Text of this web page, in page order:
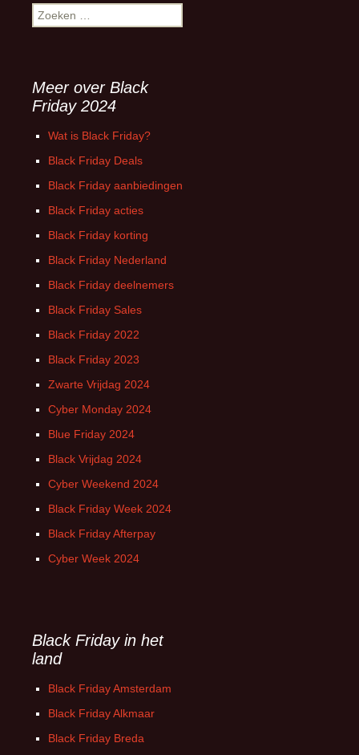
Zoeken
naar:
Meer over Black
Friday 2024
Wat is Black Friday?
Black Friday Deals
Black Friday aanbiedingen
Black Friday acties
Black Friday korting
Black Friday Nederland
Black Friday deelnemers
Black Friday Sales
Black Friday 2022
Black Friday 2023
Zwarte Vrijdag 2024
Cyber Monday 2024
Blue Friday 2024
Black Vrijdag 2024
Cyber Weekend 2024
Black Friday Week 2024
Black Friday Afterpay
Cyber Week 2024
Black Friday in het
land
Black Friday Amsterdam
Black Friday Alkmaar
Black Friday Breda